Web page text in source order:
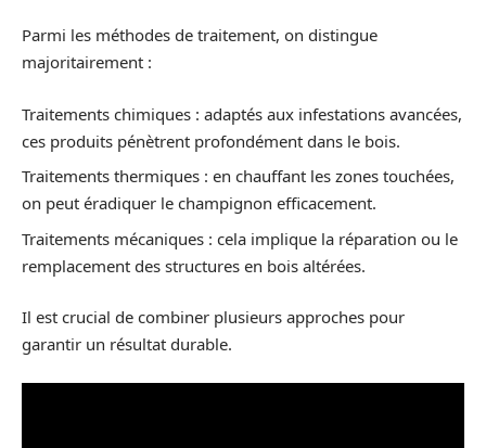
Parmi les méthodes de traitement, on distingue
majoritairement :
Traitements chimiques : adaptés aux infestations avancées,
ces produits pénètrent profondément dans le bois.
Traitements thermiques : en chauffant les zones touchées,
on peut éradiquer le champignon efficacement.
Traitements mécaniques : cela implique la réparation ou le
remplacement des structures en bois altérées.
Il est crucial de combiner plusieurs approches pour
garantir un résultat durable.